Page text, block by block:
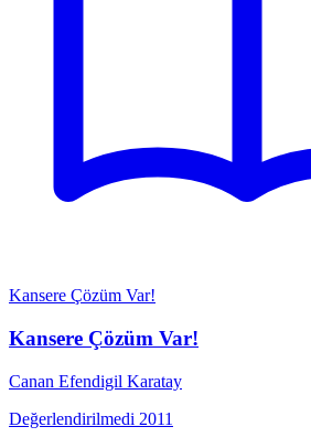
Kansere Çözüm Var!
Kansere Çözüm Var!
Canan Efendigil Karatay
Değerlendirilmedi 2011